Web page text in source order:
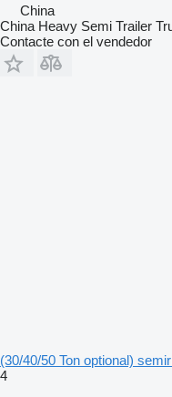
China
China Heavy Semi Trailer
Contacte con el vendedor
(30/40/50 Ton optional)
4